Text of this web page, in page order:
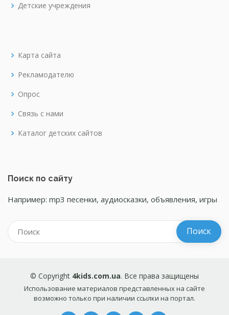
Детские учреждения
Карта сайта
Рекламодателю
Опрос
Связь с нами
Каталог детских сайтов
Поиск по сайту
Например: mp3 песенки, аудиосказки, объявления, игры
© Copyright 4kids.com.ua. Все права защищены
Использование материалов представленных на сайте
возможно только при наличии ссылки на портал.